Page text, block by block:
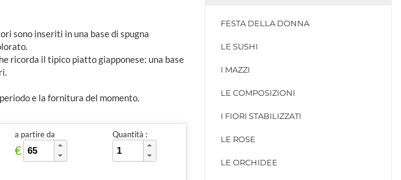
sono inseriti in una base di spugna
ricorda il tipico piatto giapponese: una base
e la fornitura del momento.
a partire da
€
Quantità :
FESTA DELLA DONNA
LE SUSHI
I MAZZI
LE COMPOSIZIONI
I FIORI STABILIZZATI
LE ROSE
LE ORCHIDEE